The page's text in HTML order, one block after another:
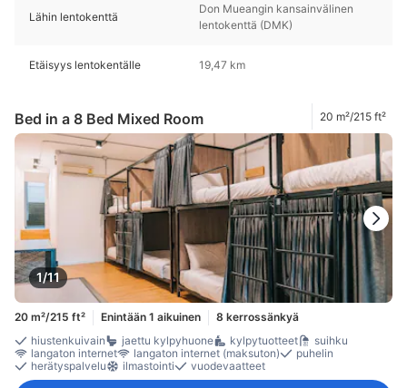
Lähin lentokenttä
Don Mueangin kansainvälinen
lentokenttä (DMK)
Etäisyys lentokentälle 19,47 km
Bed in a 8 Bed Mixed Room 20 m²/215 ft²
1/11
20 m²/215 ft² Enintään 1 aikuinen
8 kerrossänkyä
hiustenkuivain
jaettu kylpyhuone kylpytuotteet
suihku
langaton internet
langaton internet (maksuton)
puhelin
herätyspalvelu
ilmastointi vuodevaatteet